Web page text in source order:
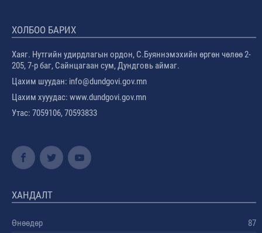
ХОЛБОО БАРИХ
Хаяг. Нутгийн удирдлагын ордон, С.Буяннэмэхийн өргөн чөлөө 2-
205, 7-р баг, Сайнцагаан сум, Дундговь аймаг.
Цахим шуудан: info@dundgovi.gov.mn
Цахим хууудас: www.dundgovi.gov.mn
Утас: 7059106, 70593833
ХАНДАЛТ
Өнөөдөр 87